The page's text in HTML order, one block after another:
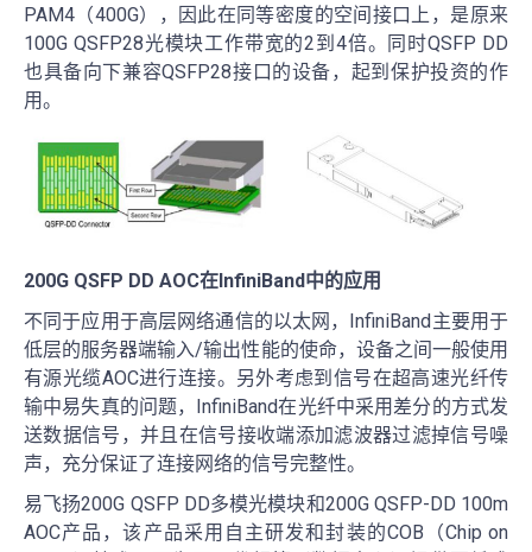
PAM4（400G），因此在同等密度的空间接口上，是原来
100G QSFP28光模块工作带宽的2到4倍。同时QSFP DD
也具备向下兼容QSFP28接口的设备，起到保护投资的作
用。
200G QSFP DD AOC在InfiniBand中的应用
不同于应用于高层网络通信的以太网，InfiniBand主要用于
低层的服务器端输入/输出性能的使命，设备之间一般使用
有源光缆AOC进行连接。另外考虑到信号在超高速光纤传
输中易失真的问题，InfiniBand在光纤中采用差分的方式发
送数据信号，并且在信号接收端添加滤波器过滤掉信号噪
声，充分保证了连接网络的信号完整性。
易飞扬200G QSFP DD多模光模块和200G QSFP-DD 100m
AOC产品，该产品采用自主研发和封装的COB（Chip on